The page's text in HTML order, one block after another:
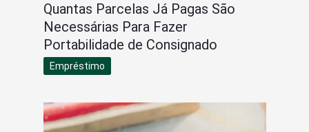
Quantas Parcelas Já Pagas São
Necessárias Para Fazer
Portabilidade de Consignado
Empréstimo